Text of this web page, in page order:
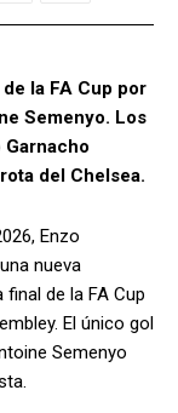
la FA Cup por
Semenyo. Los
del Chelsea.
Enzo
nueva
de la FA Cup
El único gol
Semenyo